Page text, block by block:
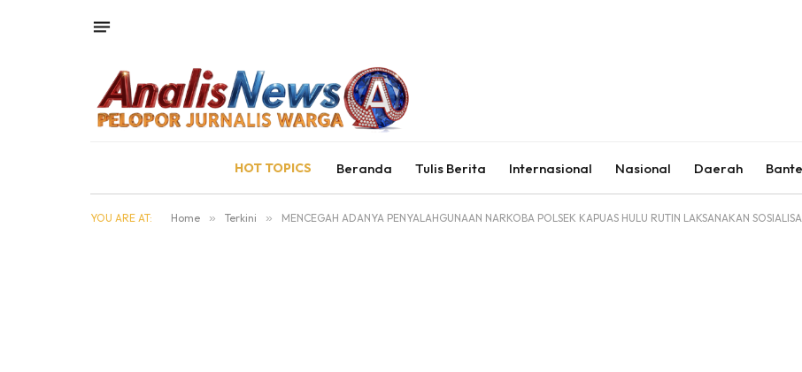
HOT TOPICS Beranda Tulis Berita Internasional Nasional Daerah
YOU ARE AT: Home » Terkini » MENCEGAH ADANYA PENYALAHGUNAAN NARKOBA POLSEK KAPUAS HULU RUTIN LAKSANAKAN